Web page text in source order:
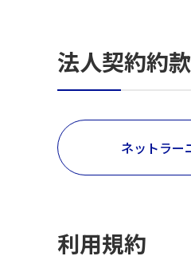
法人契約約款
ネットラー
利用規約